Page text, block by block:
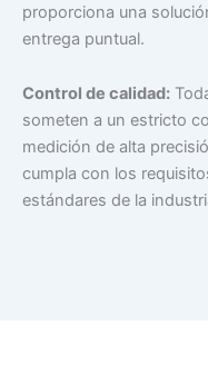
proporciona una
entrega puntual.
Control de calidad:
someten a un estricto
medición de alta
cumpla con los
estándares de la